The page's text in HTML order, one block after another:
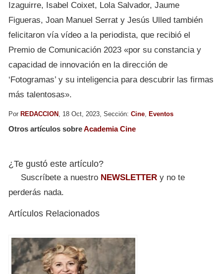
Izaguirre, Isabel Coixet, Lola Salvador, Jaume
Figueras, Joan Manuel Serrat y Jesús Ulled también
felicitaron vía vídeo a la periodista, que recibió el
Premio de Comunicación 2023 «por su constancia y
capacidad de innovación en la dirección de
‘Fotogramas’ y su inteligencia para descubrir las firmas
más talentosas».
Por REDACCION , 18 Oct, 2023, Sección: Cine, Eventos
Otros artículos sobreAcademia Cine
¿Te gustó este artículo?
Suscríbete a nuestro NEWSLETTER y no te
perderás nada.
Artículos Relacionados